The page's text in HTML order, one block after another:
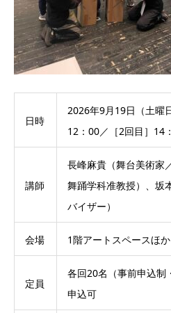
日時
2026年9月19日（土曜
12：00／［2回目］14
講師
長峰麻貴（舞台美術家
舞踊学科准教授）、坂
バイザー）
会場 1階アートスペースほか
定員
各回20名（事前申込
申込可